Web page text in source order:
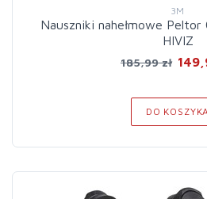
3M
Nauszniki nahełmowe
HIVIZ
185,99 zł
DO